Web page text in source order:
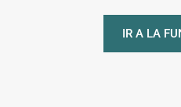
IR A LA